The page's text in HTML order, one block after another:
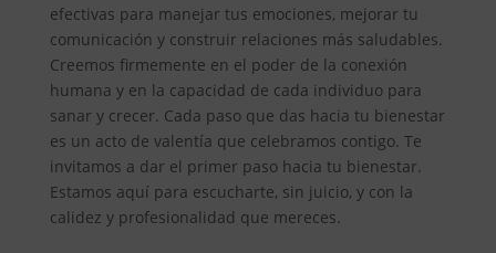
efectivas para manejar tus emociones, mejorar tu
comunicación y construir relaciones más saludables.
Creemos firmemente en el poder de la conexión
humana y en la capacidad de cada individuo para
sanar y crecer. Cada paso que das hacia tu bienestar
es un acto de valentía que celebramos contigo. Te
invitamos a dar el primer paso hacia tu bienestar.
Estamos aquí para escucharte, sin juicio, y con la
calidez y profesionalidad que mereces.